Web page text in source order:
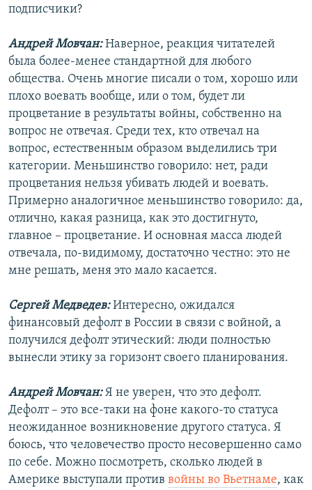
подписчики?
Андрей Мовчан:Наверное, реакция читателей
была более-менее стандартной для любого
общества. Очень многие писали о том, хорошо или
плохо воевать вообще, или о том, будет ли
процветание в результаты войны, собственно на
вопрос не отвечая. Среди тех, кто отвечал на
вопрос, естественным образом выделились три
категории. Меньшинство говорило: нет, ради
процветания нельзя убивать людей и воевать.
Примерно аналогичное меньшинство говорило: да,
отлично, какая разница, как это достигнуто,
главное – процветание. И основная масса людей
отвечала, по-видимому, достаточно честно: это не
мне решать, меня это мало касается.
Сергей Медведев:Интересно, ожидался
финансовый дефолт в России в связи с войной, а
получился дефолт этический: люди полностью
вынесли этику за горизонт своего планирования.
Андрей Мовчан:Я не уверен, что это дефолт.
Дефолт – это все-таки на фоне какого-то статуса
неожиданное возникновение другого статуса. Я
боюсь, что человечество просто несовершенно само
по себе. Можно посмотреть, сколько людей в
Америке выступали против войны во Вьетнаме, как